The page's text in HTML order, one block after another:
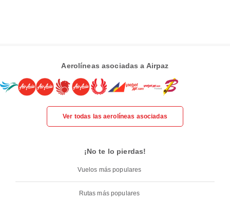
Aerolíneas asociadas a Airpaz
Ver todas las aerolíneas asociadas
¡No te lo pierdas!
Vuelos más populares
Rutas más populares